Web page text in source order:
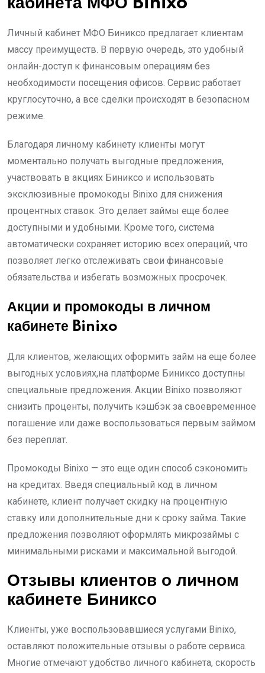
Личный кабинет МФО Биниксо предлагает клиентам
массу преимуществ. В первую очередь, это удобный
онлайн-доступ к финансовым операциям без
необходимости посещения офисов. Сервис работает
круглосуточно, а все сделки происходят в безопасном
режиме.
Благодаря личному кабинету клиенты могут
моментально получать выгодные предложения,
участвовать в акциях Биниксо и использовать
эксклюзивные промокоды Binixo для снижения
процентных ставок. Это делает займы еще более
доступными и удобными. Кроме того, система
автоматически сохраняет историю всех операций, что
позволяет легко отслеживать свои финансовые
обязательства и избегать возможных просрочек.
Акции и промокоды в личном
кабинете Binixo
Для клиентов, желающих оформить займ на еще более
выгодных условиях,на платформе Биниксо доступны
специальные предложения. Акции Binixo позволяют
снизить проценты, получить кэшбэк за своевременное
погашение или даже воспользоваться первым займом
без переплат.
Промокоды Binixo — это еще один способ сэкономить
на кредитах. Введя специальный код в личном
кабинете, клиент получает скидку на процентную
ставку или дополнительные дни к сроку займа. Такие
предложения позволяют оформлять микрозаймы с
минимальными рисками и максимальной выгодой.
Отзывы клиентов о личном
кабинете Биниксо
Клиенты, уже воспользовавшиеся услугами Binixo,
оставляют положительные отзывы о работе сервиса.
Многие отмечают удобство личного кабинета, скорость